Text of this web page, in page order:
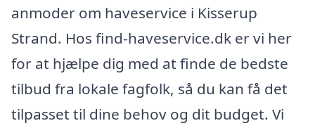
anmoder om haveservice i Kisserup
Strand. Hos find-haveservice.dk er vi her
for at hjælpe dig med at finde de bedste
tilbud fra lokale fagfolk, så du kan få det
tilpasset til dine behov og dit budget. Vi